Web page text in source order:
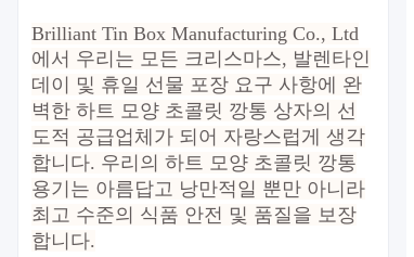
Brilliant Tin Box Manufacturing Co., Ltd
에서 우리는 모든 크리스마스, 발렌타인
데이 및 휴일 선물 포장 요구 사항에 완
벽한 하트 모양 초콜릿 깡통 상자의 선
도적 공급업체가 되어 자랑스럽게 생각
합니다. 우리의 하트 모양 초콜릿 깡통
용기는 아름답고 낭만적일 뿐만 아니라
최고 수준의 식품 안전 및 품질을 보장
합니다.